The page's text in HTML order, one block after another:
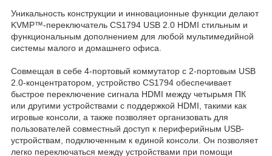
Уникальность конструкции и инновационные функции делают
KVMP™-переключатель CS1794 USB 2.0 HDMI стильным и
функциональным дополнением для любой мультимедийной
системы малого и домашнего офиса.
Совмещая в себе 4-портовый коммутатор с 2-портовым USB
2.0-концентратором, устройство CS1794 обеспечивает
быстрое переключение сигнала HDMI между четырьмя ПК
или другими устройствами с поддержкой HDMI, такими как
игровые консоли, а также позволяет организовать для
пользователей совместный доступ к периферийным USB-
устройствам, подключенным к единой консоли. Он позволяет
легко переключаться между устройствами при помощи